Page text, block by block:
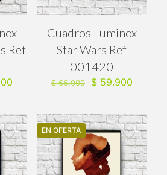
Ref
es:
$ 59.900.
Cuadros Luminox
Star Wars Ref
001420
$65.000
El
era:
$ 65.000.
$59.900El
es:
$
EN OFERTA